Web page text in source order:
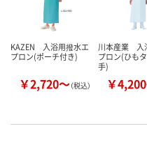
KAZEN 入浴用撥水エ
プロン(ポーチ付き)
￥2,720～（税込）
川本産業 入
プロン(ひも
手)
￥